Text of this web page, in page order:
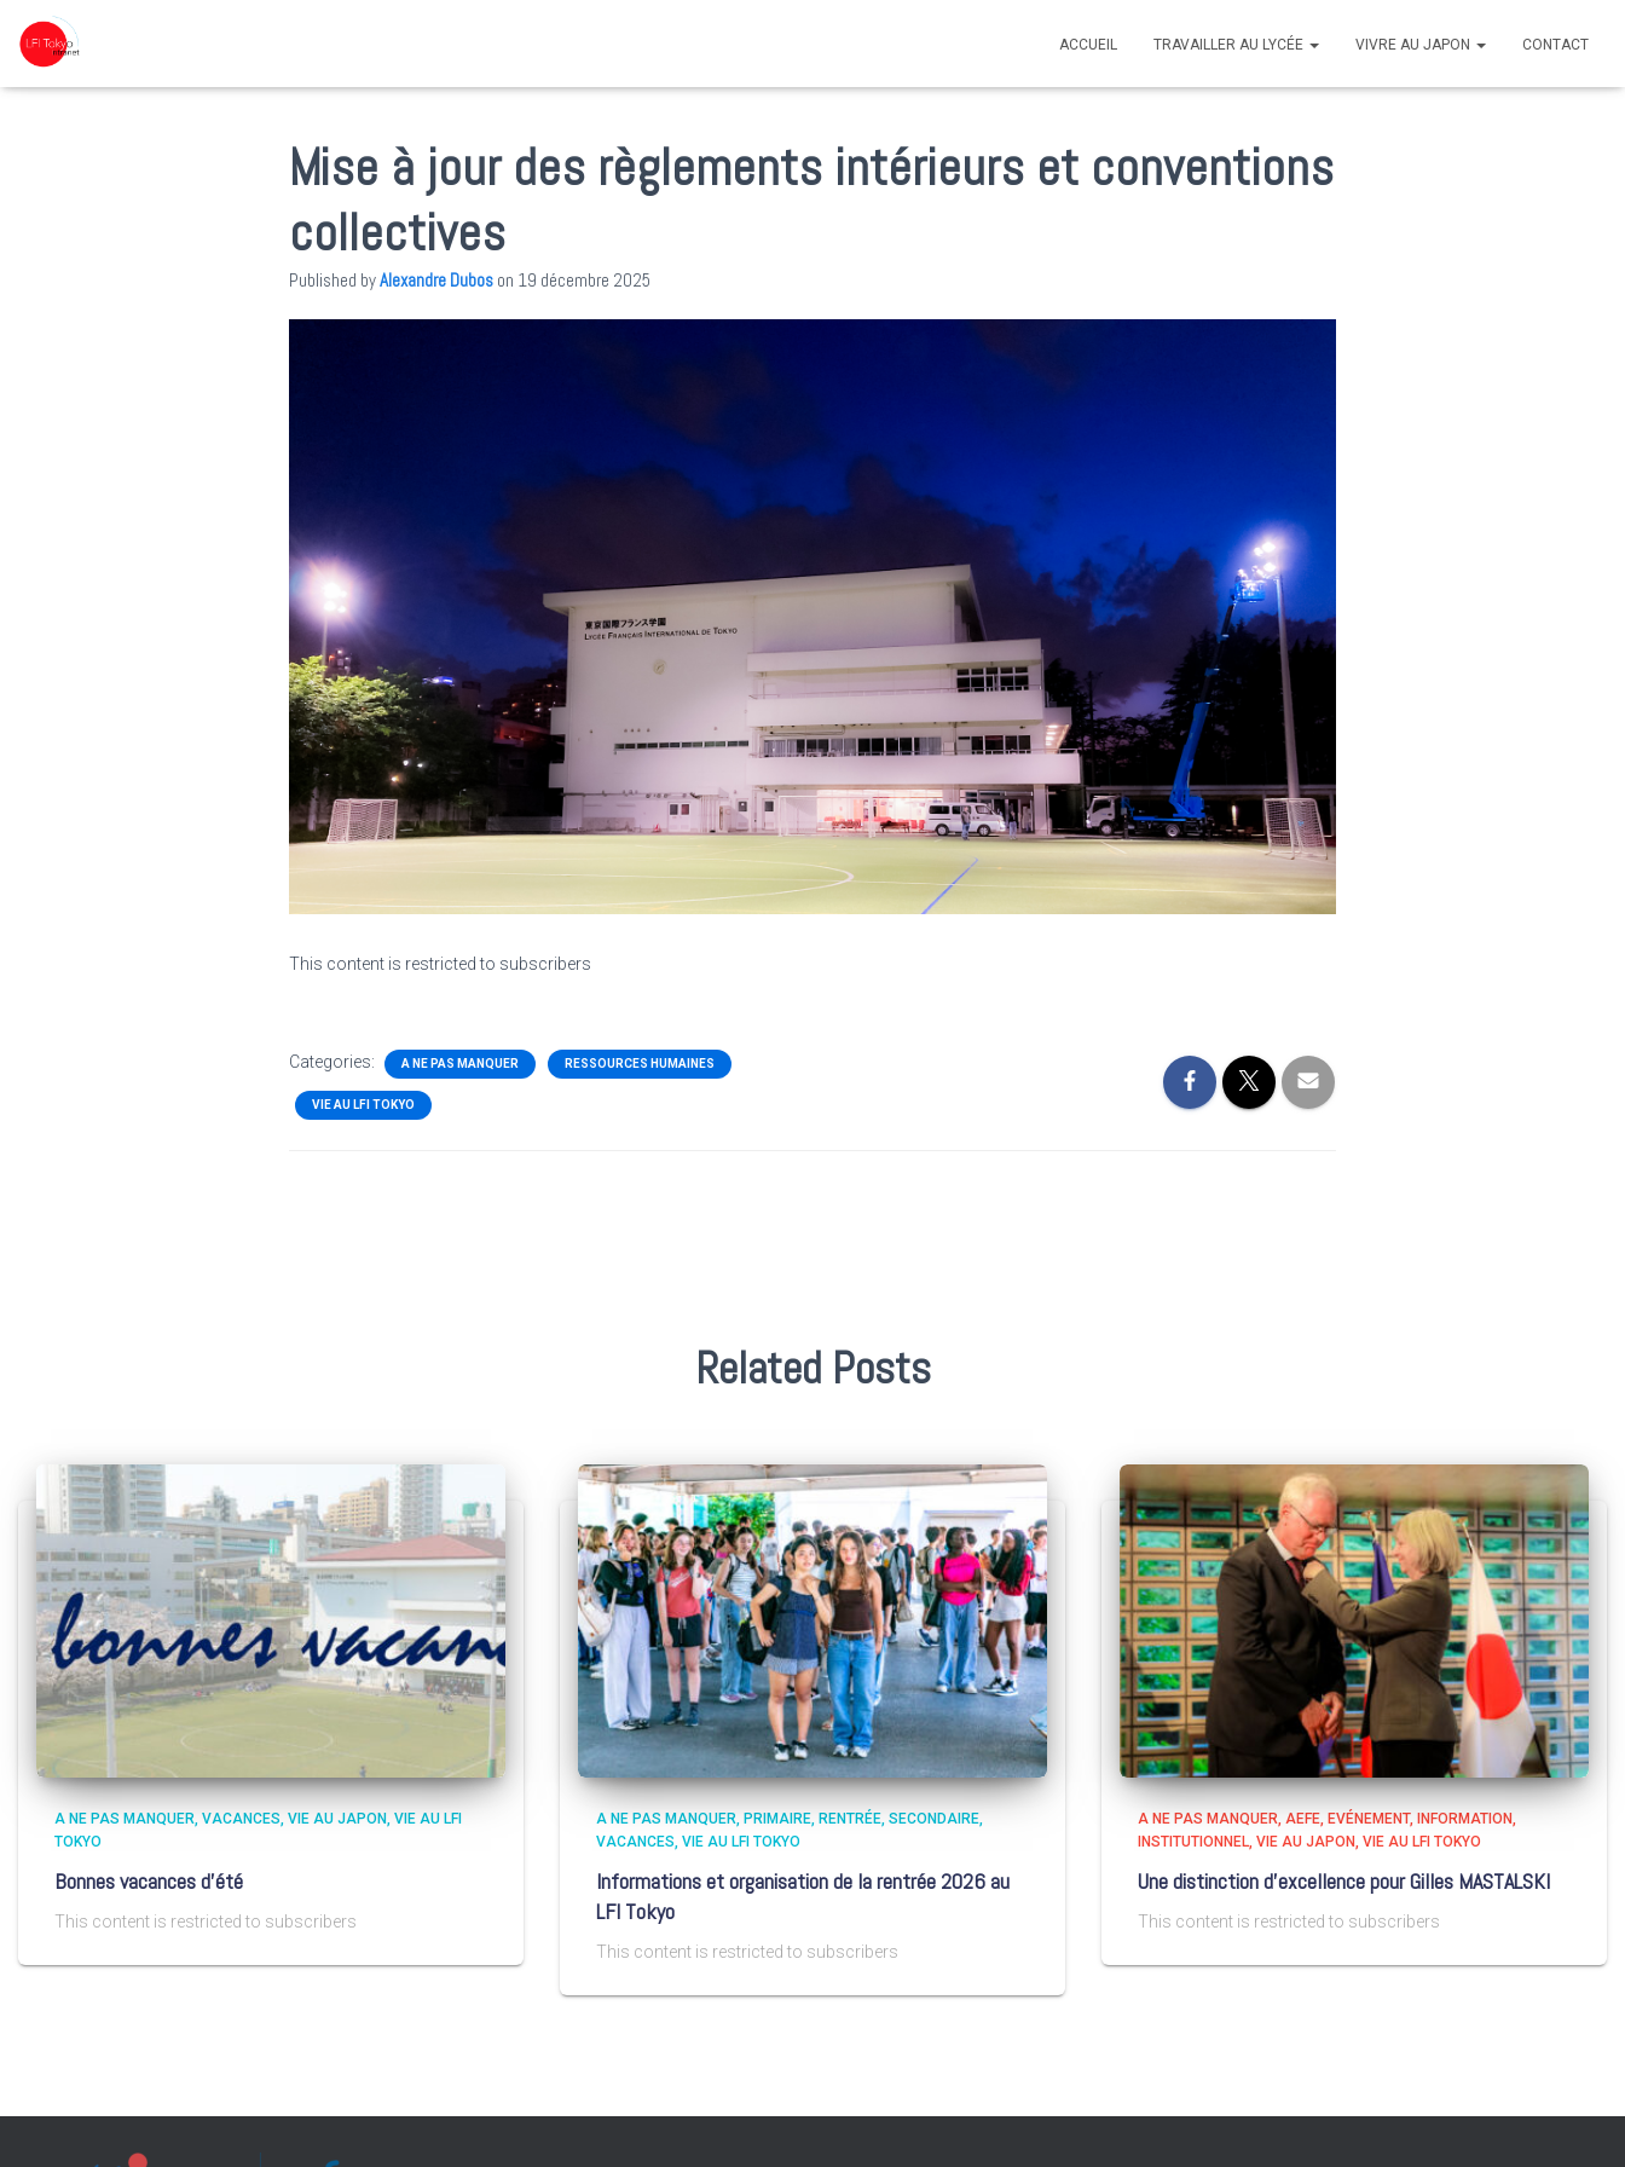
ACCUEIL TRAVAILLER AU LYCÉE VIVRE AU JAPON CONTACT
Mise à jour des règlements intérieurs et conventions
collectives
Published byAlexandre Dubos on 19 décembre 2025
This content is restricted to subscribers
Categories: A NE PAS MANQUER RESSOURCES HUMAINES
VIE AU LFI TOKYO
Related Posts
A NE PAS MANQUER VACANCES VIE AU JAPON VIE AU LFI
TOKYO
Bonnes vacances d’été
This content is restricted to subscribers
A NE PAS MANQUER PRIMAIRE RENTRÉE SECONDAIRE
VACANCES VIE AU LFI TOKYO
Informations et organisation de la rentrée 2026 au
LFI Tokyo
This content is restricted to subscribers
A NE PAS MANQUER AEFE EVÉNEMENT INFORMATION
INSTITUTIONNEL VIE AU JAPON VIE AU LFI TOKYO
Une distinction d’excellence pour Gilles MASTALSKI
This content is restricted to subscribers